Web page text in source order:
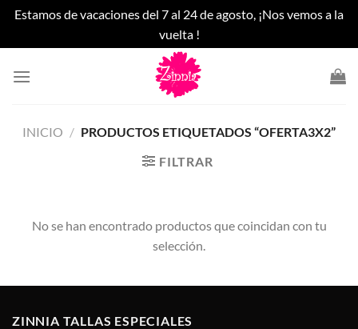
Estamos de vacaciones del 7 al 24 de agosto, ¡Nos vemos a la
vuelta !
INICIO / PRODUCTOS ETIQUETADOS “OFERTA3X2”
FILTRAR
No se han encontrado productos que coincidan con tu
selección.
ZINNIA TALLAS ESPECIALES